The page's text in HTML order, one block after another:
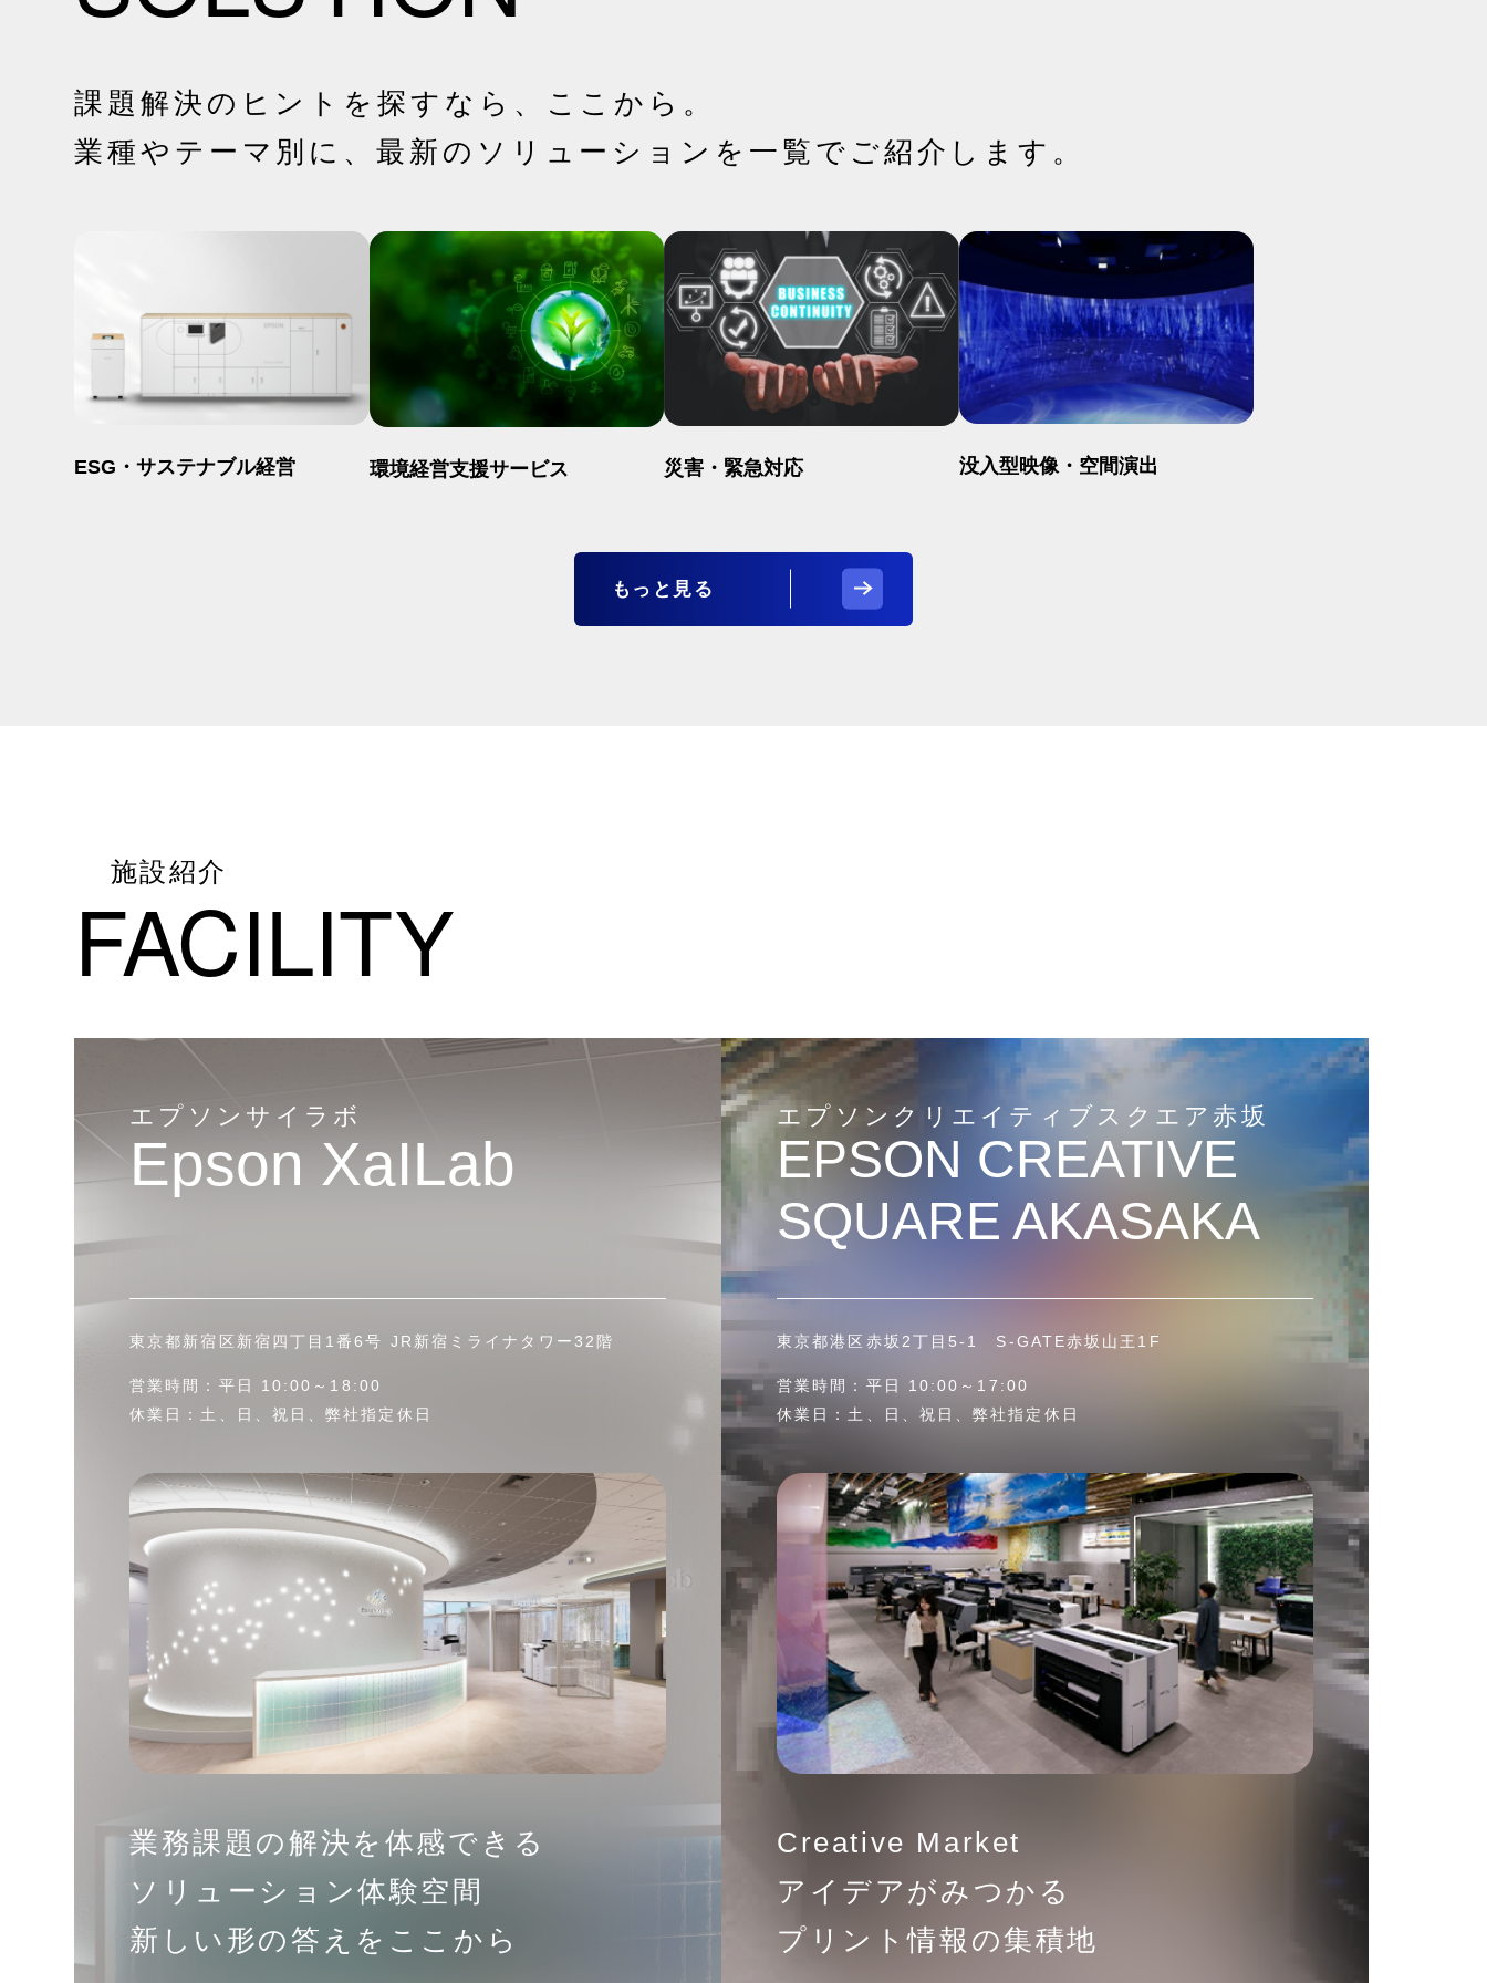
課題解決のヒントを探すなら、ここから。
業種やテーマ別に、最新のソリューションを一覧でご紹介します。
ESG・サステナブル経営 環境経営支援サービス 災害・緊急対応 没入型映像・空間演出
もっと見る
施設紹介
FACILITY
エプソンサイラボ
Epson XaILab
東京都新宿区新宿四丁目1番6号 JR新宿ミライナタワー32階
営業時間：平日 10:00～18:00
休業日：土、日、祝日、弊社指定休日
業務課題の解決を体感できる
ソリューション体験空間
新しい形の答えをここから
エプソンクリエイティブスクエア赤坂
EPSON CREATIVE
SQUARE AKASAKA
東京都港区赤坂2丁目5-1 S-GATE赤坂山王1F
営業時間：平日 10:00～17:00
休業日：土、日、祝日、弊社指定休日
Creative Market
アイデアがみつかる
プリント情報の集積地